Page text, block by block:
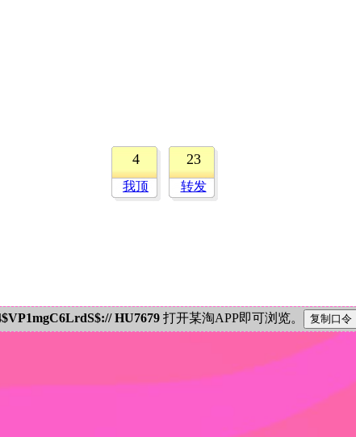
4
我顶
23
转发
HU7679 打开某淘APP即可浏览。